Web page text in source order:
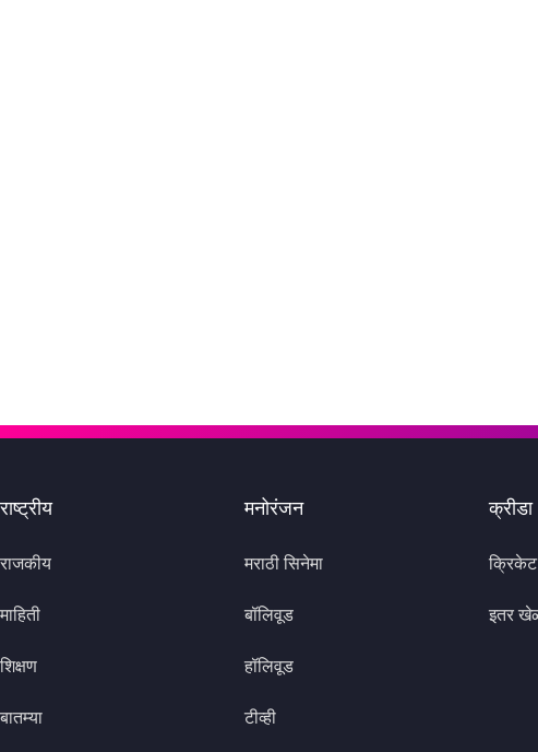
राष्ट्रीय
राजकीय
माहिती
शिक्षण
बातम्या
मनोरंजन
मराठी सिनेमा
बॉलिवूड
हॉलिवूड
टीव्ही
क्रीडा
क्रिकेट
इतर